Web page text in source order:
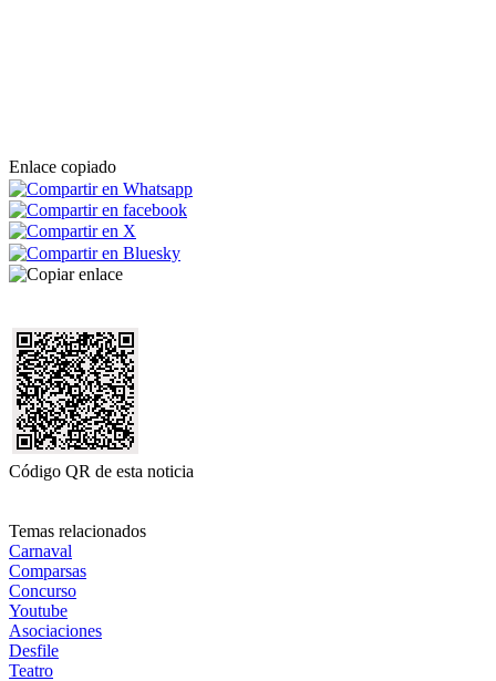
Enlace copiado
Código QR de esta noticia
Temas relacionados
Carnaval
Comparsas
Concurso
Youtube
Asociaciones
Desfile
Teatro